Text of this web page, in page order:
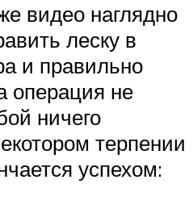
видео наглядно
леску в
и правильно
операция не
ничего
терпении
успехом: